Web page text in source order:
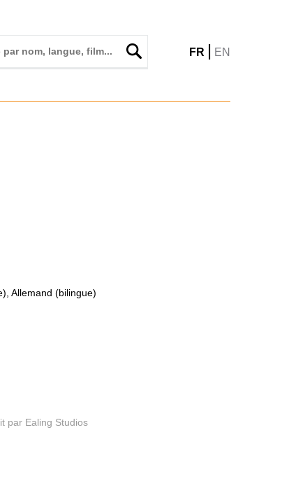
FR | EN
Allemand (bilingue)
par Ealing Studios